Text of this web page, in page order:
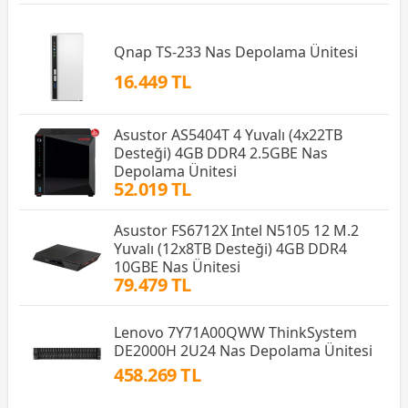
Qnap TS-233 Nas Depolama Ünitesi
16.449 TL
Asustor AS5404T 4 Yuvalı (4x22TB
Desteği) 4GB DDR4 2.5GBE Nas
Depolama Ünitesi
52.019 TL
Asustor FS6712X Intel N5105 12 M.2
Yuvalı (12x8TB Desteği) 4GB DDR4
10GBE Nas Ünitesi
79.479 TL
Lenovo 7Y71A00QWW ThinkSystem
DE2000H 2U24 Nas Depolama Ünitesi
458.269 TL